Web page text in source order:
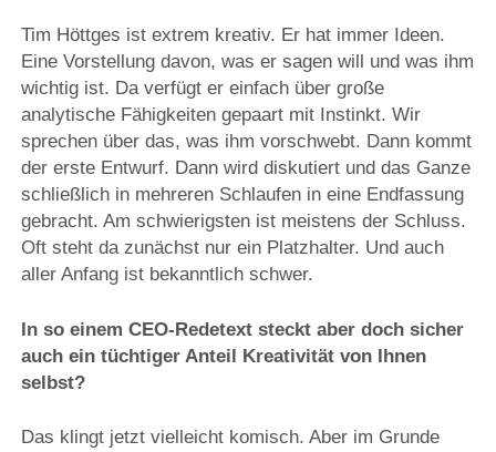
Tim Höttges ist extrem kreativ. Er hat immer Ideen.
Eine Vorstellung davon, was er sagen will und was ihm
wichtig ist. Da verfügt er einfach über große
analytische Fähigkeiten gepaart mit Instinkt. Wir
sprechen über das, was ihm vorschwebt. Dann kommt
der erste Entwurf. Dann wird diskutiert und das Ganze
schließlich in mehreren Schlaufen in eine Endfassung
gebracht. Am schwierigsten ist meistens der Schluss.
Oft steht da zunächst nur ein Platzhalter. Und auch
aller Anfang ist bekanntlich schwer.
In so einem CEO-Redetext steckt aber doch sicher
auch ein tüchtiger Anteil Kreativität von Ihnen
selbst?
Das klingt jetzt vielleicht komisch. Aber im Grunde